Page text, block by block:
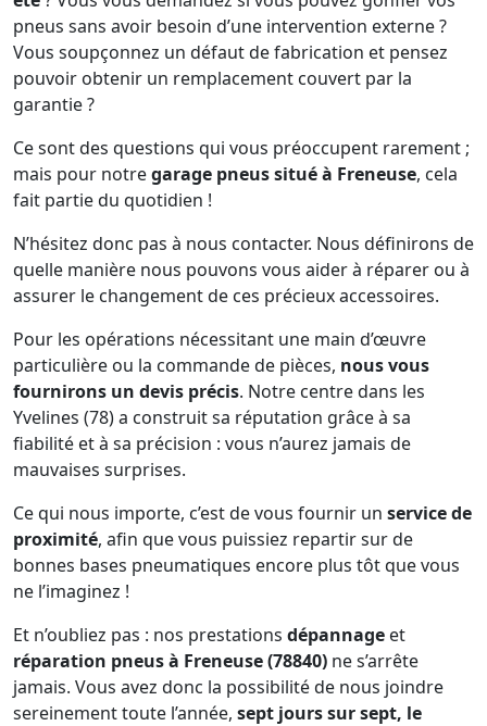
pneus sans avoir besoin d’une intervention externe ?
Vous soupçonnez un défaut de fabrication et pensez
pouvoir obtenir un remplacement couvert par la
garantie ?
Ce sont des questions qui vous préoccupent rarement ;
mais pour notregarage pneus situé à Freneuse, cela
fait partie du quotidien !
N’hésitez donc pas à nous contacter. Nous définirons de
quelle manière nous pouvons vous aider à réparer ou à
assurer le changement de ces précieux accessoires.
Pour les opérations nécessitant une main d’œuvre
particulière ou la commande de pièces, nous vous
fournirons un devis précis. Notre centre dans les
Yvelines (78) a construit sa réputation grâce à sa
fiabilité et à sa précision : vous n’aurez jamais de
mauvaises surprises.
Ce qui nous importe, c’est de vous fournir un service de
proximité, afin que vous puissiez repartir sur de
bonnes bases pneumatiques encore plus tôt que vous
ne l’imaginez !
Et n’oubliez pas : nos prestations dépannage et
réparation pneus à Freneuse (78840) ne s’arrête
jamais. Vous avez donc la possibilité de nous joindre
sereinement toute l’année, sept jours sur sept, le